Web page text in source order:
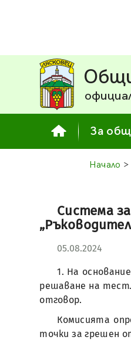
За
Начало
Система
05.08.2024
1. На
решаване на
отговор.
Комисията
точки за грешен